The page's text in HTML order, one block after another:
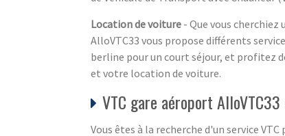
Location de voiture - Que vous
AlloVTC33 vous propose différents
berline pour un court séjour, et profitez
et votre location de voiture.
VTC gare aéroport AlloVTC33
Vous êtes à la recherche d'un service